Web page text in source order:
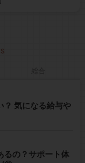
？ 気になる給与や
るの？サポート体